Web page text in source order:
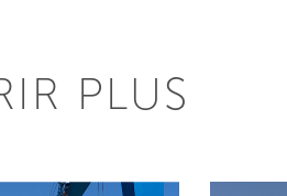
PLUS